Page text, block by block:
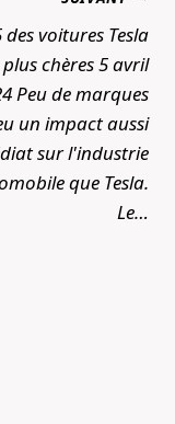
des voitures Tesla
plus chères 5 avril
Peu de marques
un impact aussi
sur l'industrie
que Tesla.
Le…